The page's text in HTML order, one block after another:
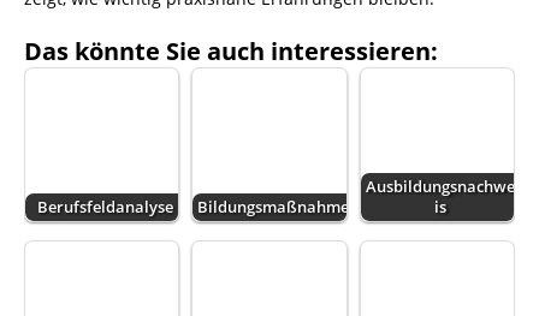
Das könnte Sie auch interessieren:
Berufsfeldanalyse Bildungsmaßnahme
Ausbildungsnachwe
is